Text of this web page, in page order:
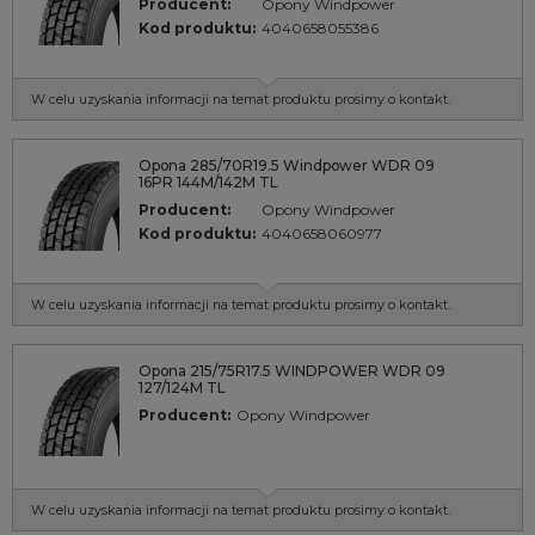
Producent:
Opony Windpower
Kod produktu: 4040658055386
W celu uzyskania informacji na temat produktu prosimy o kontakt.
Opona 285/70R19.5 Windpower WDR 09
16PR 144M/142M TL
Producent:
Opony Windpower
Kod produktu: 4040658060977
W celu uzyskania informacji na temat produktu prosimy o kontakt.
Opona 215/75R17.5 WINDPOWER WDR 09
127/124M TL
Producent: Opony Windpower
W celu uzyskania informacji na temat produktu prosimy o kontakt.